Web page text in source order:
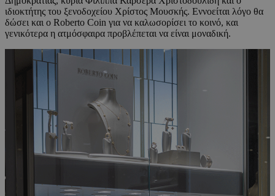
ιδιοκτήτης του ξενοδοχείου Χρίστος Μουσκής. Εννοείται λόγο θα
δώσει και ο Roberto Coin για να καλωσορίσει το κοινό, και
γενικότερα η ατμόσφαιρα προβλέπεται να είναι μοναδική.